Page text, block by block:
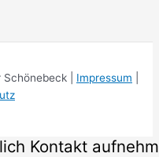
| Impressum
Kontakt